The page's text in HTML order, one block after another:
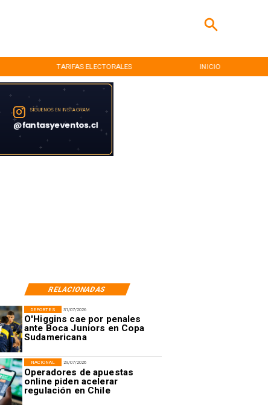
TARIFAS ELECTORALES INICIO
RELACIONADAS
31/07/2026
O'Higgins cae por penales
ante Boca Juniors en Copa
Sudamericana
DEPORTES
29/07/2026
Operadores de apuestas
online piden acelerar
regulación en Chile
NACIONAL